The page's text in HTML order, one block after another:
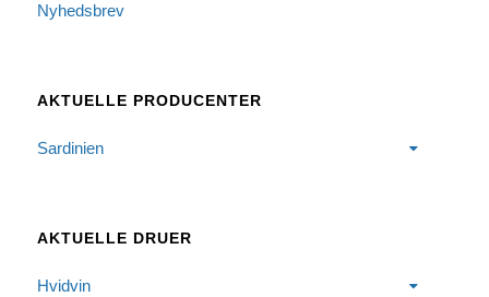
Nyhedsbrev
AKTUELLE PRODUCENTER
Sardinien
AKTUELLE DRUER
Hvidvin